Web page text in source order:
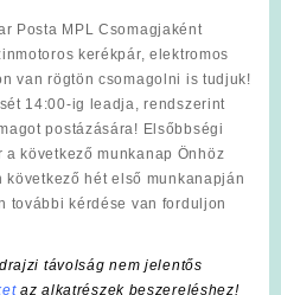
Posta MPL Csomagjaként
kerékpár, elektromos
van rögtön csomagolni is tudjuk!
14:00-ig leadja, rendszerint
postázására! Elsőbbségi
következő munkanap Önhöz
hét első munkanapján
további kérdése van forduljon
távolság nem jelentős
az alkatrészek beszereléshez!